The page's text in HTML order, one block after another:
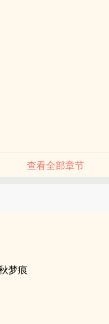
查看全部章节
梦痕